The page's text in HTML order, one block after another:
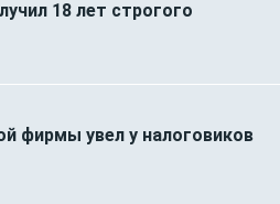
18 лет строгого
фирмы увел у налоговиков